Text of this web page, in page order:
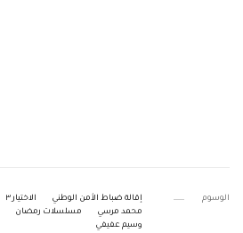
الوسوم إقالة ضباط الأمن الوطني الاختيار ٣
محمد مرسي
مسلسلات رمضان
وسيم عفيفي